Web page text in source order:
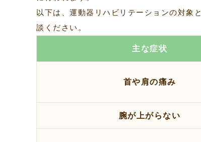
以下は、運動器リハビリテーションの対象
談ください。
主な症状
首や肩の痛み
腕が上がらない